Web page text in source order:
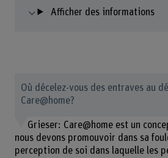
Afficher des informations
Où décelez-vous des entraves au
Care@home?
Grieser: Care@home est un
nous devons promouvoir dans sa
perception de soi dans laquelle les